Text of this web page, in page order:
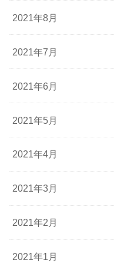
2021年8月
2021年7月
2021年6月
2021年5月
2021年4月
2021年3月
2021年2月
2021年1月